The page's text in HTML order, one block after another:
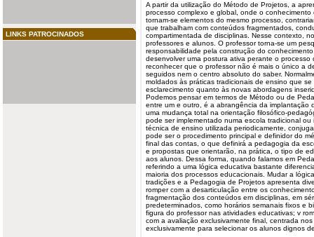
LINKS PATROCINADOS
A partir da utilização do Método de Projetos, a
processo complexo e global, onde o
tornam-se elementos do mesmo processo,
que trabalham com conteúdos fragmentados,
compartimentada de disciplinas. Nesse contexto,
professores e alunos . O professor torna-se um
responsabilidade pela construção do
desenvolver uma postura ativa perante o processo
reconhecer que o professor não é mais o único a
seguidos nem o centro absoluto do saber.
moldados às práticas tradicionais de ensino que
esclarecimento quanto às novas abordagens
Podemos pensar em termos de Método ou de
entre um e outro, é a abrangência da implantação
uma mudança total na orientação filosófico-
pode ser implementado numa escola tradicional ou
técnica de ensino utilizada periodicamente,
pode ser o procedimento principal e definidor do
final das contas, o que definirá a pedagogia da
e propostas que orientarão, na prática, o tipo de
aos alunos. Dessa forma, quando falamos em
referindo a uma lógica educativa bastante
maioria dos processos educacionais. Mudar a
tradições e a Pedagogia de Projetos apresenta
romper com a desarticulação entre os
fragmentação dos conteúdos em disciplinas, em
predeterminados, como horários semanais fixos e
figura do professor nas atividades educativas; v
com a avaliação exclusivamente final, centrada
exclusivamente para selecionar os alunos dignos